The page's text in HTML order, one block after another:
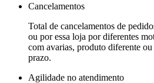
Cancelamentos
Total de cancelamentos de
ou por essa loja por diferentes
com avarias, produto diferente
prazo.
Agilidade no atendimento